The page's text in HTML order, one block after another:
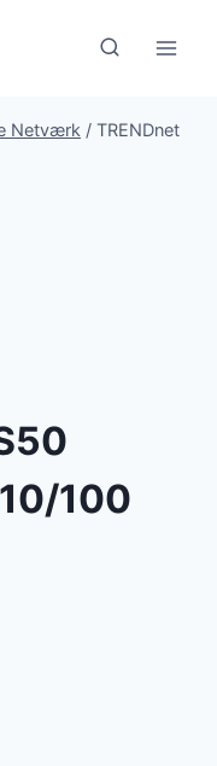
Netværk / TRENDnet
100